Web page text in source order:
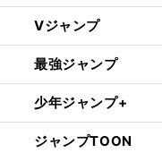
Vジャンプ
最強ジャンプ
少年ジャンプ+
ジャンプTOON